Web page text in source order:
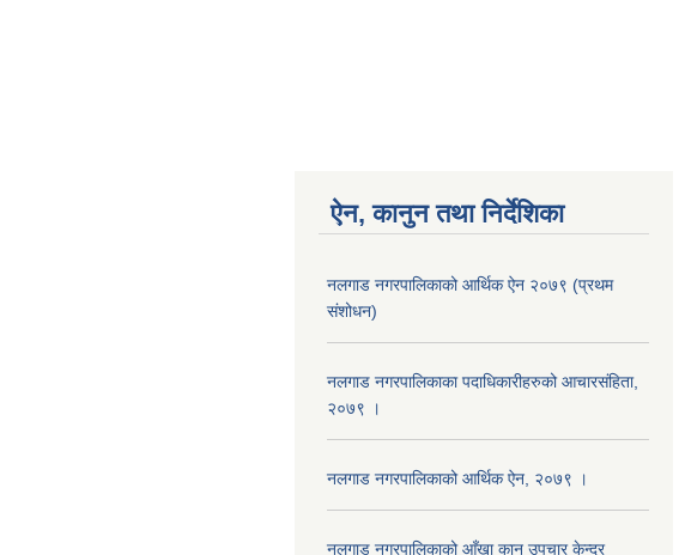
ऐन, कानुन तथा निर्देशिका
नलगाड नगरपालिकाको आर्थिक ऐन २०७९ (प्रथम
संशोधन)
नलगाड नगरपालिकाका पदाधिकारीहरुको आचारसंहिता,
२०७९ ।
नलगाड नगरपालिकाको आर्थिक ऐन, २०७९ ।
नलगाड नगरपालिकाको आँखा कान उपचार केन्द्र